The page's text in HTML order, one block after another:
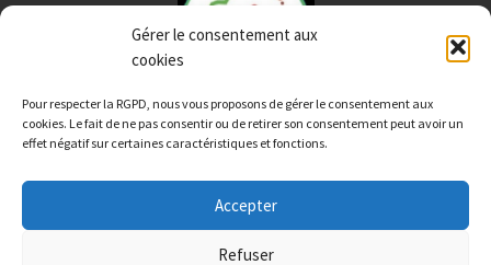
Gérer le consentement aux
cookies
Pour respecter la RGPD, nous vous proposons de gérer le consentement aux
cookies. Le fait de ne pas consentir ou de retirer son consentement peut avoir un
effet négatif sur certaines caractéristiques et fonctions.
Accepter
Refuser
© 2026CBD12 Aveyron– Tous droits réservés